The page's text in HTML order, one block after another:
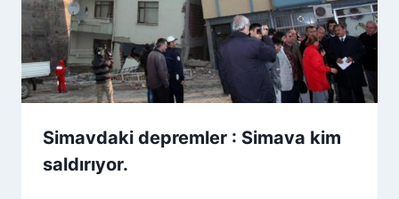
Simavdaki depremler : Simava kim
saldırıyor.